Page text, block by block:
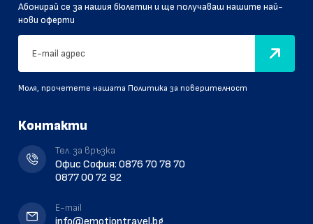
Абонирай се за нашия бюлетин и ще получаваш нашите най-
нови оферти
Моля, прочетете нашата Политика за поверителност
Контакти
Тел. за връзка
Офис София: 0876 70 78 70
0877 00 72 92
E-mail